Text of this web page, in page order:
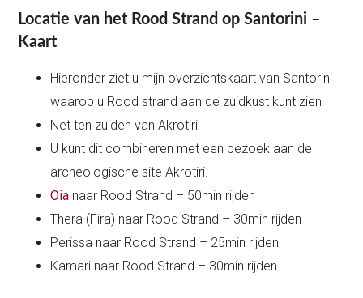
Locatie van het Rood Strand op Santorini –
Kaart
Hieronder ziet u mijn overzichtskaart van Santorini
waarop u Rood strand aan de zuidkust kunt zien
Net ten zuiden van Akrotiri
U kunt dit combineren met een bezoek aan de
archeologische site Akrotiri.
Oia naar Rood Strand – 50min rijden
Thera (Fira) naar Rood Strand – 30min rijden
Perissa naar Rood Strand – 25min rijden
Kamari naar Rood Strand – 30min rijden